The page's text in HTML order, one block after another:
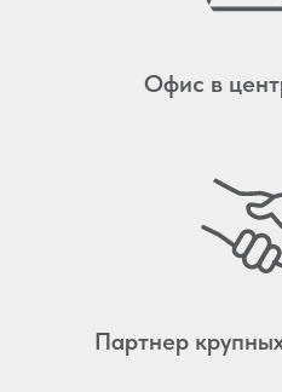
Офис в
Партнер